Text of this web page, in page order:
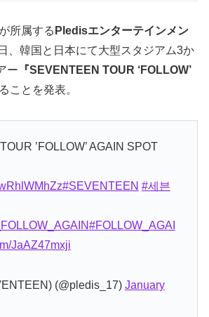
所属する Pledisエンターテインメン
、韓国と日本にて大型スタジアム3か
ー 『SEVENTEEN TOUR ‘FOLLOW’
ことを発表。
’FOLLOW’ AGAIN SPOT
#SEVENTEEN #세븐
#FOLLOW_AGAI
JaAZ47mxji
(@pledis_17) January